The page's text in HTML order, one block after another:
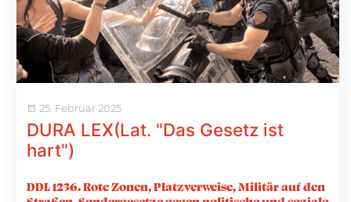
25. Februar 2025
DURA LEX(Lat. "Das Gesetz ist
hart")
DDL 1236. Rote Zonen, Platzverweise, Militär auf den